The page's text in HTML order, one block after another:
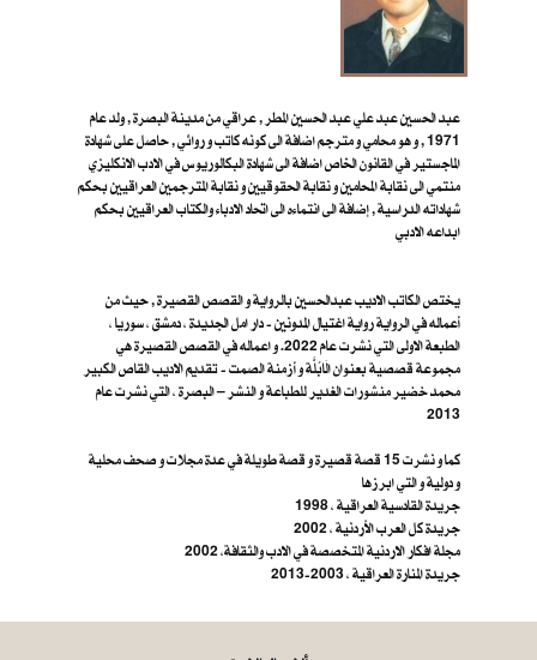
عبد الحسين عبد علي عبد الحسين المطر , عراقي من مدينة البصرة , ولد عام
1971 , و هو محامي و مترجم اضافة الى كونه كاتب و روائي , حاصل على شهادة
الماجستير في القانون الخاص اضافة الى شهادة البكالوريوس في الادب الانكليزي
منتمي الى نقابة المحامين و نقابة الحقوقيين و نقابة المترجمين العراقيين بحكم
شهاداته الدراسية , إضافة الى انتماءه الى اتحاد الادباء والكتاب العراقيين بحكم
ابداعه الادبي
يختص الكاتب الاديب عبدالحسين بالرواية و القصص القصيرة , حيث من
أعماله في الرواية رواية اغتيال المدونين - دار امل الجديدة ، دمشق ، سوريا ،
الطبعة الاولى التي نشرت عام 2022. و اعماله في القصص القصيرة هي
مجموعة قصصية بعنوان الَابُلَّة و أزمنة الصمت - تقديم الاديب القاص الكبير
محمد خضير منشورات الغدير للطباعة و النشر – البصرة ، ا​لتي نشرت عام
2013
و دولية و التي ابرزها
جريدة القادسية العراقية ، 1998
جريدة كل العرب الأردنية ، 2002
مجلة افكار الاردنية المتخصصة في الادب والثقافة، 2002
جريدة المنارة العراقية ، 2003-2013